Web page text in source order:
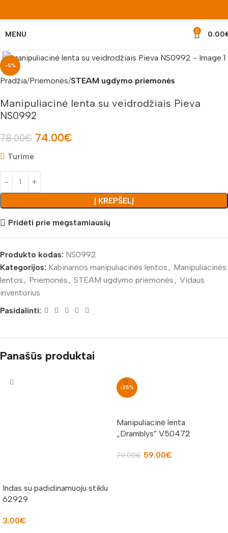
MENU 0 0.00
-5%
Pradžia Priemonės STEAM ugdymo priemonės
Manipuliacinė lenta su veidrodžiais Pieva
NS0992
78.00€ 74.00€
Turime
Į KREPŠELĮ
Pridėti prie mėgstamiausių
Produkto kodas: NS0992
Kategorijos: Kabinamos manipuliacinės lentos , Manipuliacinės
lentos , Priemonės , STEAM ugdymo priemonės , Vidaus
inventorius
Pasidalinti:
Panašūs produktai
Indas su padidinamuoju stiklu
62929
3.00€
-25%
Manipuliacinė lenta
„Dramblys” V50472
79.00€ 59.00€